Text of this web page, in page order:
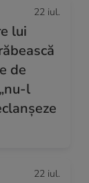
22 iul.
lui
de
l
22 iul.